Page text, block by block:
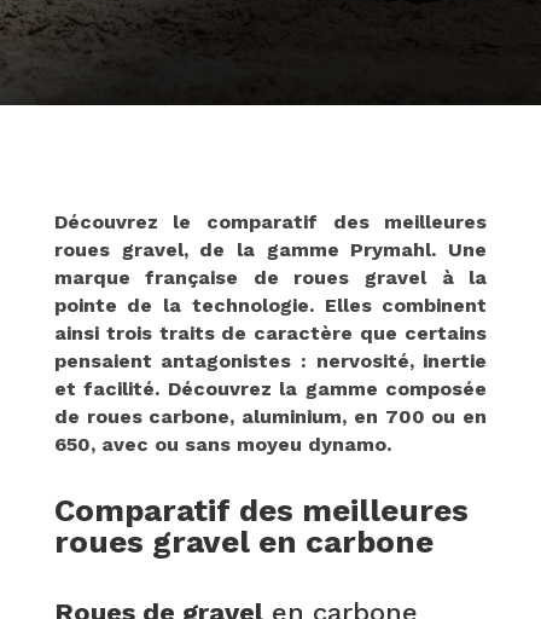
Découvrez le comparatif des meilleures
roues gravel, de la gamme Prymahl. Une
marque française de roues gravel à la
pointe de la technologie. Elles combinent
ainsi trois traits de caractère que certains
pensaient antagonistes : nervosité, inertie
et facilité. Découvrez la gamme composée
de roues carbone, aluminium, en 700 ou en
650, avec ou sans moyeu dynamo.
Comparatif des meilleures
roues gravel en carbone
Roues de gravelen carbone